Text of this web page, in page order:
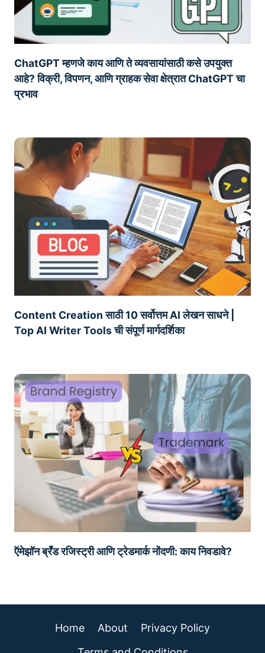
ChatGPT म्हणजे काय आणि ते व्यवसायांसाठी कसे उपयुक्त
आहे? विक्री, विपणन, आणि ग्राहक सेवा क्षेत्रात ChatGPT चा
प्रभाव
Content Creation साठी 10 सर्वोत्तम AI लेखन साधने |
Top AI Writer Tools ची संपूर्ण मार्गदर्शिका
ऍमेझॉन ब्रँड रजिस्ट्री आणि ट्रेडमार्क नोंदणी: काय निवडावे?
Home About
Privacy Policy